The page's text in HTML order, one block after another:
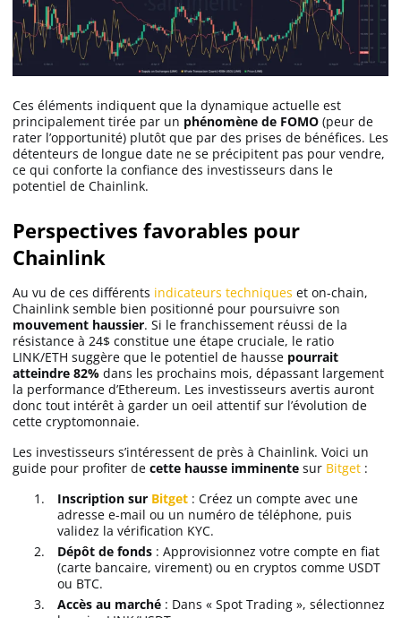
Ces éléments indiquent que la dynamique actuelle est
principalement tirée par un phénomène de FOMO (peur de
rater l’opportunité) plutôt que par des prises de bénéfices. Les
détenteurs de longue date ne se précipitent pas pour vendre,
ce qui conforte la confiance des investisseurs dans le
potentiel de Chainlink.
Perspectives favorables pour
Chainlink
Au vu de ces différents indicateurs techniques et on-chain,
Chainlink semble bien positionné pour poursuivre son
mouvement haussier. Si le franchissement réussi de la
résistance à 24$ constitue une étape cruciale, le ratio
LINK/ETH suggère que le potentiel de hausse pourrait
atteindre 82% dans les prochains mois, dépassant largement
la performance d’Ethereum. Les investisseurs avertis auront
donc tout intérêt à garder un oeil attentif sur l’évolution de
cette cryptomonnaie.
Les investisseurs s’intéressent de près à Chainlink. Voici un
guide pour profiter de cette hausse imminente sur Bitget :
Inscription sur Bitget : Créez un compte avec une
adresse e-mail ou un numéro de téléphone, puis
validez la vérification KYC.
Dépôt de fonds : Approvisionnez votre compte en fiat
(carte bancaire, virement) ou en cryptos comme USDT
ou BTC.
Accès au marché : Dans « Spot Trading », sélectionnez